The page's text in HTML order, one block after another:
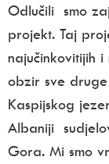
Odlučili smo
projekt. Taj
najučinkovitijih
obzir sve
Kaspijskog
Albaniji
Gora. Mi smo